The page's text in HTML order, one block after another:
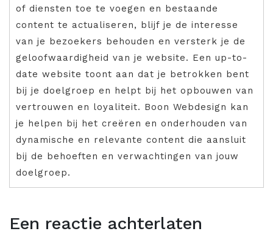
of diensten toe te voegen en bestaande
content te actualiseren, blijf je de interesse
van je bezoekers behouden en versterk je de
geloofwaardigheid van je website. Een up-to-
date website toont aan dat je betrokken bent
bij je doelgroep en helpt bij het opbouwen van
vertrouwen en loyaliteit. Boon Webdesign kan
je helpen bij het creëren en onderhouden van
dynamische en relevante content die aansluit
bij de behoeften en verwachtingen van jouw
doelgroep.
Een reactie achterlaten